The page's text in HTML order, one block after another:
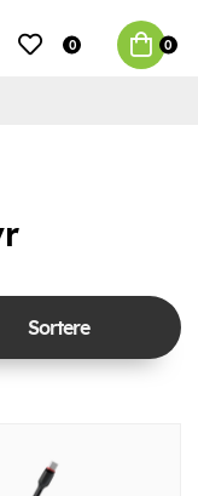
0 0
Sortere